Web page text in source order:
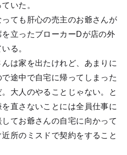
いた。
ても肝心の売主のお爺さんが
立ったブローカーDが店の外
る。
は家を出たけれど、あまりに
途中で自宅に帰ってしまった
大人のやることじゃない。と
直さないことには全員仕事に
てお爺さんの自宅に向かって
所のミスドで契約をすること